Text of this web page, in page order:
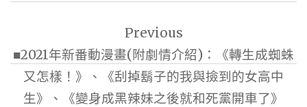
導
覽
Previous
■2021年新番動漫畫(附劇情介紹)：《轉生成蜘蛛
又怎樣！》、《刮掉鬍子的我與撿到的女高中
生》、《變身成黑辣妹之後就和死黨開車了》